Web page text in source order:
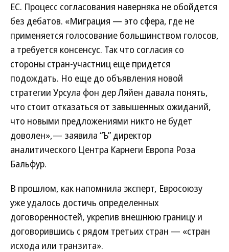
ЕС. Процесс согласования наверняка не обойдется
без дебатов. «Миграция — это сфера, где не
применяется голосование большинством голосов,
а требуется консенсус. Так что согласия со
стороны стран-участниц еще придется
подождать. Но еще до объявления новой
стратегии Урсула фон дер Ляйен давала понять,
что стоит отказаться от завышенных ожиданий,
что новыми предложениями никто не будет
доволен»,— заявила “Ъ” директор
аналитического Центра Карнеги Европа Роза
Бальфур.
В прошлом, как напомнила эксперт, Евросоюзу
уже удалось достичь определенных
договоренностей, укрепив внешнюю границу и
договорившись с рядом третьих стран — «стран
исхода или транзита».